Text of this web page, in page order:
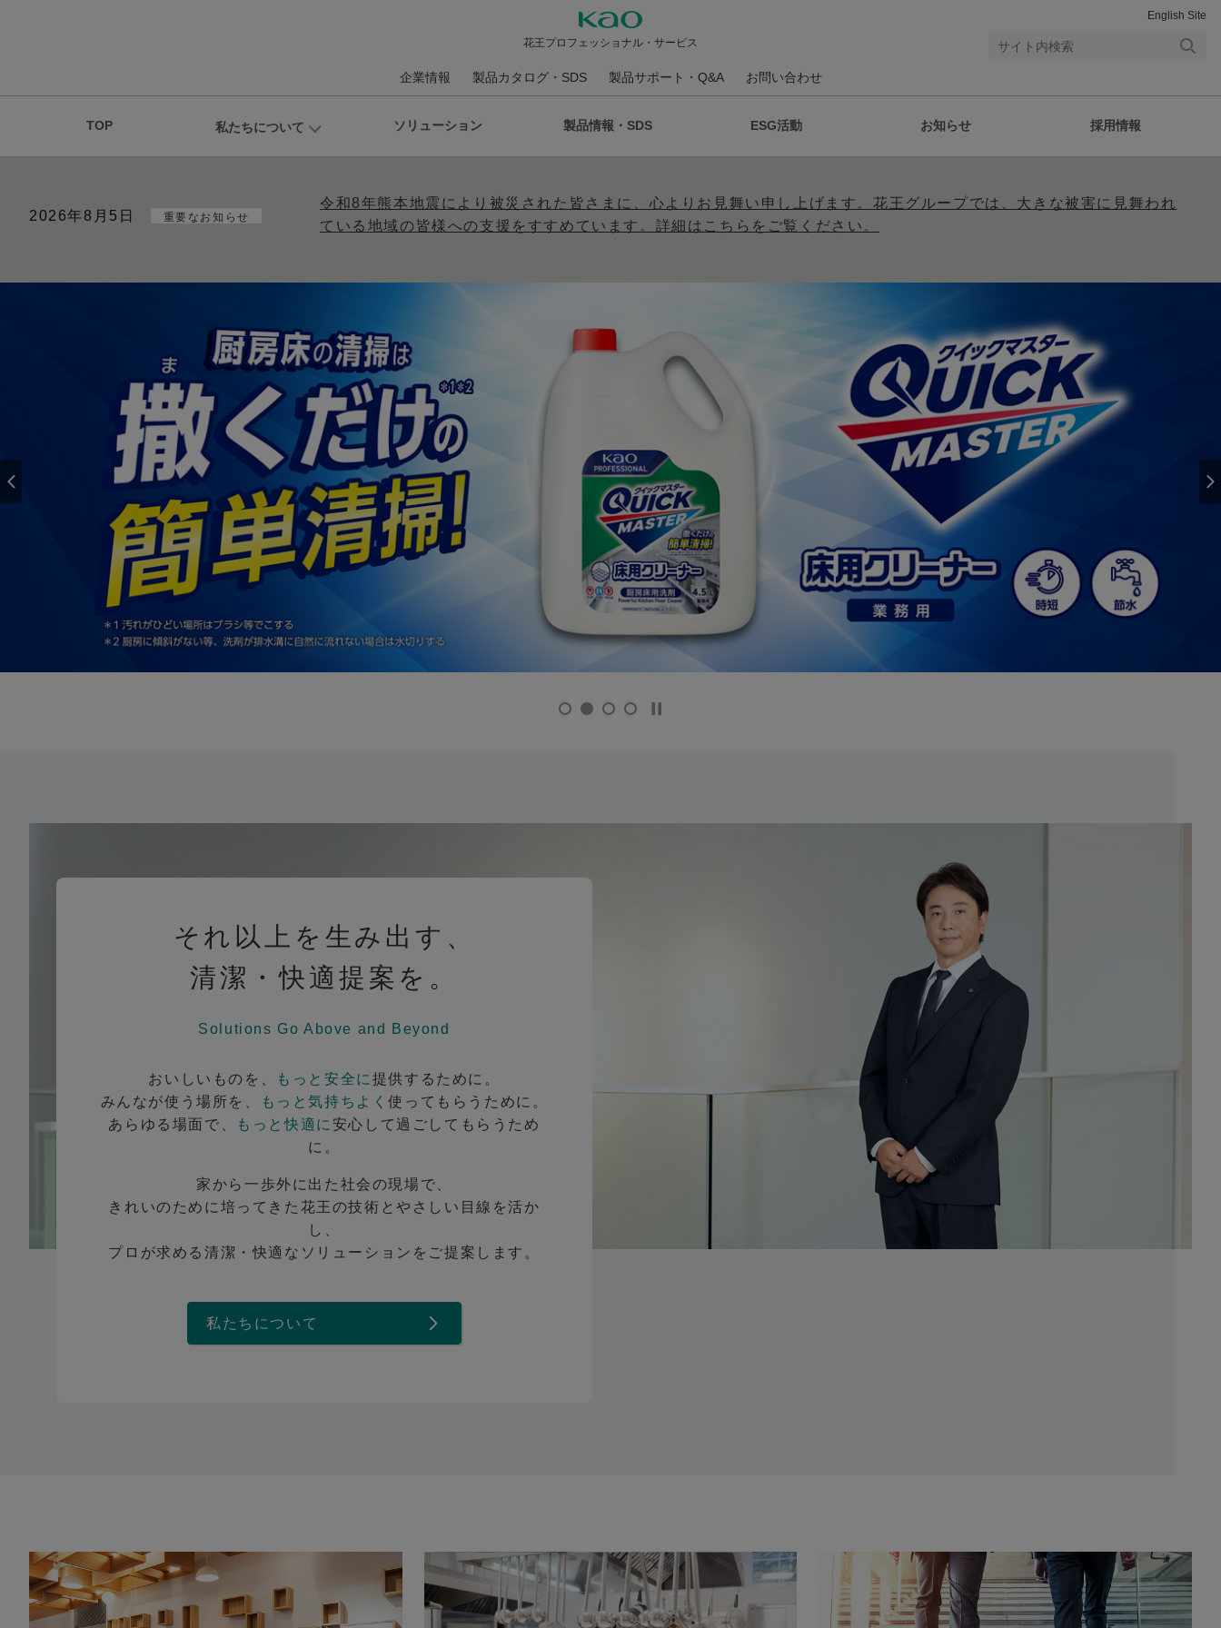
花王プロフェッショナル・サービス
English Site
する
企業情報 製品カタログ・SDS 製品サポート・Q&A お問い合わせ
TOP 私たちについて ソリューション 製品情報・SDS ESG活動 お知らせ 採用情報
2026年8月5日 重要なお知らせ
令和8年熊本地震により被災された皆さまに、心よりお見舞い申し上げます。花王グループでは、大きな被害に見舞われ
ている地域の皆様への支援をすすめています。詳細はこちらをご覧ください。
それ以上を生み出す、
清潔・快適提案を。
Solutions Go Above and Beyond
おいしいものを、 もっと安全に提供するために。
みんなが使う場所を、
もっと気持ちよく使ってもらうために。
あらゆる場面で、
もっと快適に安心して過ごしてもらうため
に。
家から一歩外に出た社会の現場で、
きれいのために培ってきた花王の技術とやさしい目線を活か
し、
プロが求める清潔・快適なソリューションをご提案します。
私たちについて